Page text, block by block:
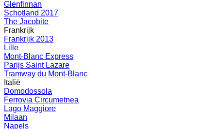
Glenfinnan
Schotland 2017
The Jacobite
Frankrijk
Frankrijk 2013
Lille
Mont-Blanc Express
Parijs Saint Lazare
Tramway du Mont-Blanc
Italië
Domodossola
Ferrovia Circumetnea
Lago Maggiore
Milaan
Napels